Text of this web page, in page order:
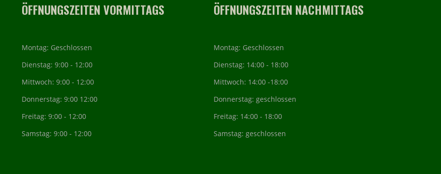
ÖFFNUNGSZEITEN VORMITTAGS
Montag: Geschlossen
Dienstag: 9:00 - 12:00
Mittwoch: 9:00 - 12:00
Donnerstag: 9:00 12:00
Freitag: 9:00 - 12:00
Samstag: 9:00 - 12:00
ÖFFNUNGSZEITEN NACHMITTAGS
Montag: Geschlossen
Dienstag: 14:00 - 18:00
Mittwoch: 14:00 -18:00
Donnerstag: geschlossen
Freitag: 14:00 - 18:00
Samstag: geschlossen